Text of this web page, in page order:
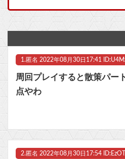
【デレマス】810プロエアコン騒
『ゲームボーイ世代』にしかわ
ビットコイン再び1600万円へ。
1. 匿名 2022年08月30日17:41
周回プレイすると散策パー
点やわ
2. 匿名 2022年08月30日17:54